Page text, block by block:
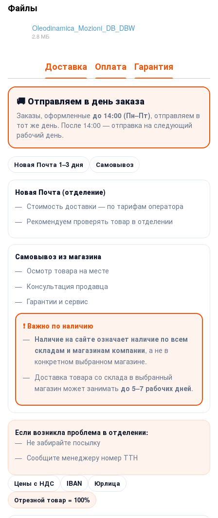
Файлы
Oleodinamica_Mozioni_DB_DBW
2.8 МБ
Доставка Оплата Гарантия
🚚 Отправляем в день заказа
Заказы, оформленные до 14:00 (Пн–Пт), отправляем в
тот же день. После 14:00 — отправка на следующий
рабочий день.
Новая Почта 1–3 дня Самовывоз
Новая Почта (отделение)
Стоимость доставки — по тарифам оператора
Рекомендуем проверять товар в отделении
Самовывоз из магазина
Осмотр товара на месте
Консультация продавца
Гарантии и сервис
❗ Важно по наличию
Наличие на сайте означает наличие по всем
складам и магазинам компании, а не в
конкретном выбранном магазине.
Доставка товара со склада в выбранный
магазин может занимать до 5–7 рабочих дней.
Если возникла проблема в отделении:
Не забирайте посылку
Сообщите менеджеру номер ТТН
Цены с НДС IBAN
Юрлица
Отрезной товар = 100%